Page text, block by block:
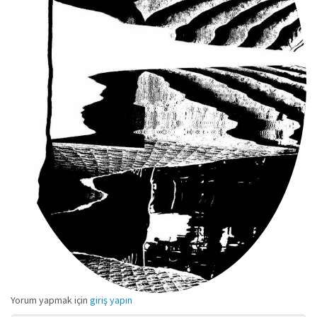
Yorum yapmak için giriş yapın